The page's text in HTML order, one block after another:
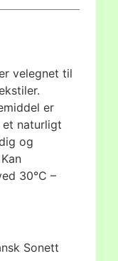
velegnet til
er
naturligt
og
30°C –
Sonett